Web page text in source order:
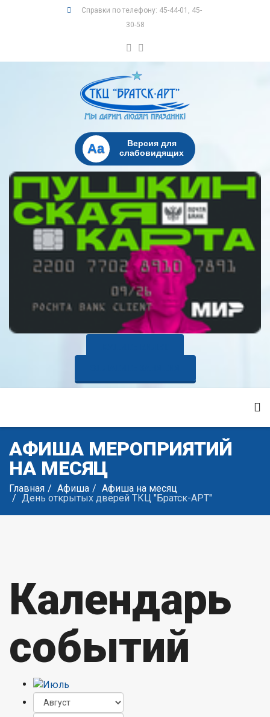
Справки по телефону: 45-44-01, 45-
30-58
Aa
Версия для
слабовидящих
АФИША МЕРОПРИЯТИЙ
НА МЕСЯЦ
Главная Афиша
Афиша на месяц
День открытых дверей ТКЦ "Братск-АРТ"
Календарь
событий